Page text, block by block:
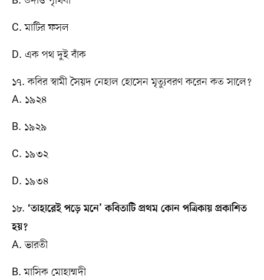
C. মাটির ফসল
D. এক পথ দুই বাঁক
১৭. কবির স্বামী সৈয়দ নেহাল হোসেন মৃত্যুবরণ করেন কত সালে?
A. ১৯২৪
B. ১৯২৯
C. ১৯৩২
D. ১৯৩৪
১৮. ‘তাহারেই পড়ে মনে’ কবিতাটি প্রথম কোন পত্রিকায় প্রকাশিত
হয়?
A. ভারতী
B. মাসিক মোহাম্মদী